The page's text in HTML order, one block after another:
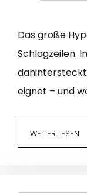
Das große
Schlagzeilen.
dahintersteckt
eignet – und
WEITER LESEN